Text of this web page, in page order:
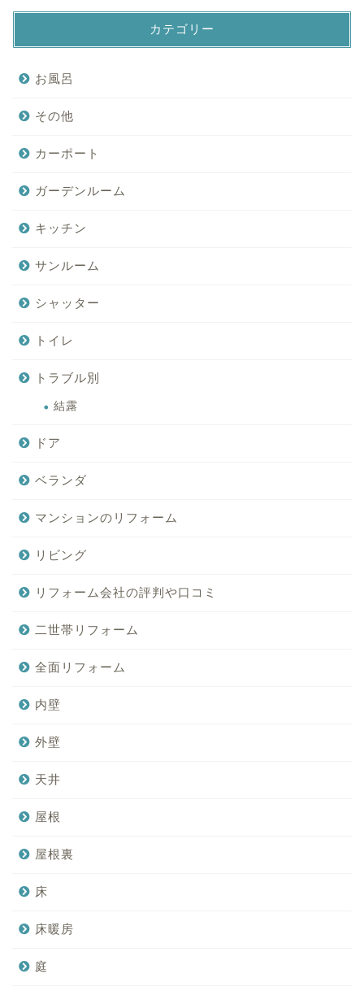
カテゴリー
お風呂
その他
カーポート
ガーデンルーム
キッチン
サンルーム
シャッター
トイレ
トラブル別
結露
ドア
ベランダ
マンションのリフォーム
リビング
リフォーム会社の評判や口コミ
二世帯リフォーム
全面リフォーム
内壁
外壁
天井
屋根
屋根裏
床
床暖房
庭